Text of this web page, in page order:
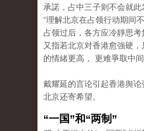
承諾，占中三子则不会就
“理解北京在占领行动期间
占领过后，各方应冷靜思考
又指若北京对香港愈強硬
的情緒更高， 更难爭取中间
戴耀延的言论引起香港舆
北京还寄希望。
“一国”和“两制”